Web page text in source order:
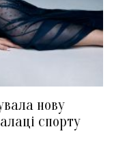
нову
спорту